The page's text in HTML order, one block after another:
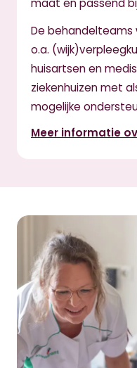
maat en passend
De behandelteams
o.a.
huisartsen en
ziekenhuizen met
mogelijke
Meer informatie